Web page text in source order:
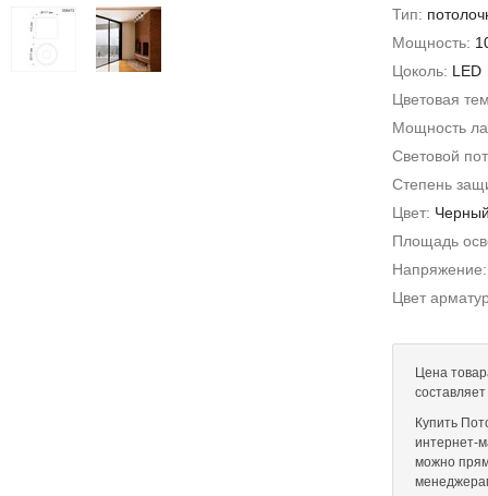
Тип:
Мощность:
Цоколь: LED
Цветовая
Мощность
Световой
Степень
Цвет:
Площадь
Цвет
Цена
Купить
интернет-
можно